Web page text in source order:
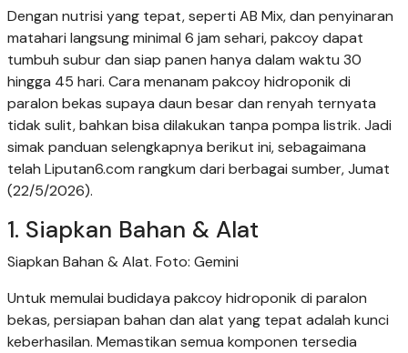
Dengan nutrisi yang tepat, seperti AB Mix, dan penyinaran
matahari langsung minimal 6 jam sehari, pakcoy dapat
tumbuh subur dan siap panen hanya dalam waktu 30
hingga 45 hari. Cara menanam pakcoy hidroponik di
paralon bekas supaya daun besar dan renyah ternyata
tidak sulit, bahkan bisa dilakukan tanpa pompa listrik. Jadi
simak panduan selengkapnya berikut ini, sebagaimana
telah Liputan6.com rangkum dari berbagai sumber, Jumat
(22/5/2026).
1. Siapkan Bahan & Alat
Siapkan Bahan & Alat. Foto: Gemini
Untuk memulai budidaya pakcoy hidroponik di paralon
bekas, persiapan bahan dan alat yang tepat adalah kunci
keberhasilan. Memastikan semua komponen tersedia